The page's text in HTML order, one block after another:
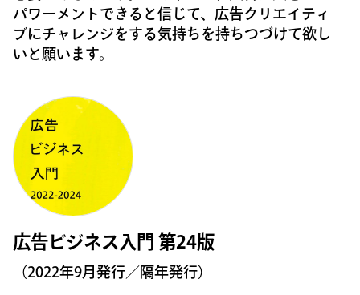
広告ビジネス入門 第24版
（2022年9月発行／隔年発行）
パワーメントできると信じて、広告クリエイティ
ブにチャレンジをする気持ちを持ちつづけて欲し
いと願います。